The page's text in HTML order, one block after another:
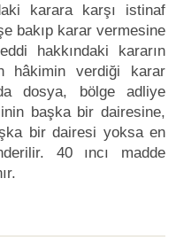
karara karşı istinaf
bakıp karar vermesine
hakkındaki kararın
hâkimin verdiği karar
dosya, bölge adliye
başka bir dairesine,
bir dairesi yoksa en
40 ıncı madde